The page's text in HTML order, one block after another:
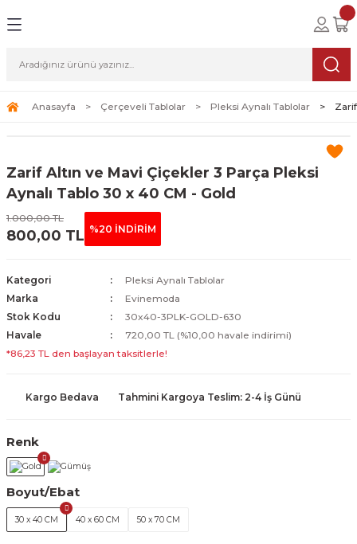
Tablolar
Tablolar
Sanat
Anasayfa Çerçeveli Tablolar Pleksi Aynalı Tablolar
Zarif Altın ve Mavi Çiçekler 3 Parça Pleksi
Aynalı Tablo 30 x 40 CM - Gold
1.000,00 TL
800,00 TL %20 İNDİRİM
Kategori
Pleksi Aynalı Tablolar
Marka
Evinemoda
Stok Kodu
30x40-3PLK-GOLD-630
Havale
720,00 TL (%10,00 havale indirimi)
*86,23 TL den başlayan taksitlerle!
Kargo Bedava Tahmini Kargoya Teslim: 2-4 İş Günü
Renk
Boyut/Ebat
30 x 40 CM 40 x 60 CM 50 x 70 CM